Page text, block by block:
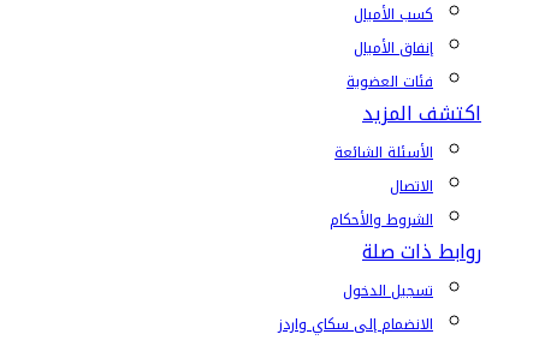
كسب الأميال
إنفاق الأميال
فئات العضوية
اكتشف المزيد
الأسئلة الشائعة
الاتصال
الشروط والأحكام
روابط ذات صلة
تسجيل الدخول
الانضمام إلى سكاي واردز